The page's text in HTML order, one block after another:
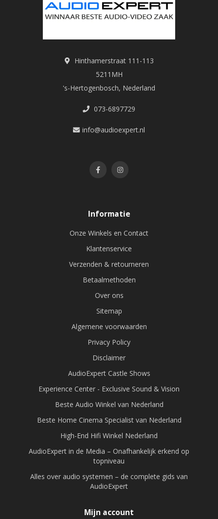
Hinthamerstraat 111-113
5211MH
's-Hertogenbosch, Nederland
073-6897729
info@audioexpert.nl
Informatie
Onze Winkels en Contact
Klantenservice
Verzenden & retourneren
Betaalmethoden
Over ons
Sitemap
Algemene voorwaarden
Privacy Policy
Disclaimer
AudioExpert Castle Shows
Experience Center - Exclusive Sound & Vision
Beste Audio Winkel van Nederland
Beste Home Cinema Specialist van Nederland
High-End Hifi Winkel Nederland
AudioExpert in de Media – Onafhankelijk erkend op
topniveau
Alles over audio systemen – de complete gids van
AudioExpert
Mijn account